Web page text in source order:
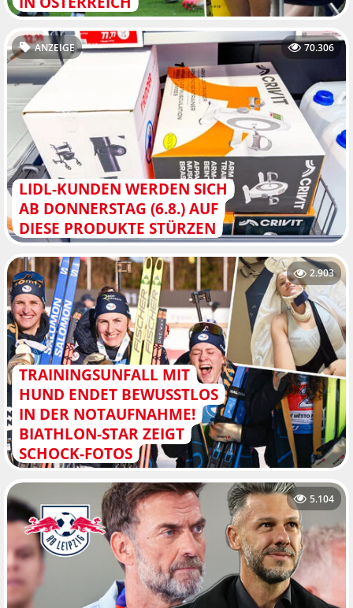
LIDL-KUNDEN WERDEN SICH
AB DONNERSTAG (6.8.) AUF
DIESE PRODUKTE STÜRZEN
ANZEIGE 70.306
TRAININGSUNFALL MIT
HUND ENDET BEWUSSTLOS
IN DER NOTAUFNAHME!
BIATHLON-STAR ZEIGT
SCHOCK-FOTOS
2.903
5.104